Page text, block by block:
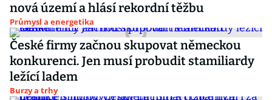
nová území a hlásí rekordní těžbu
Průmysl a energetika
České firmy začnou skupovat německou
konkurenci. Jen musí probudit stamiliardy
ležící ladem
Burzy a trhy